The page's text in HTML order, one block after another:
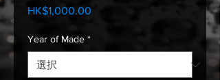
HK$1,000.00
Year of Made *